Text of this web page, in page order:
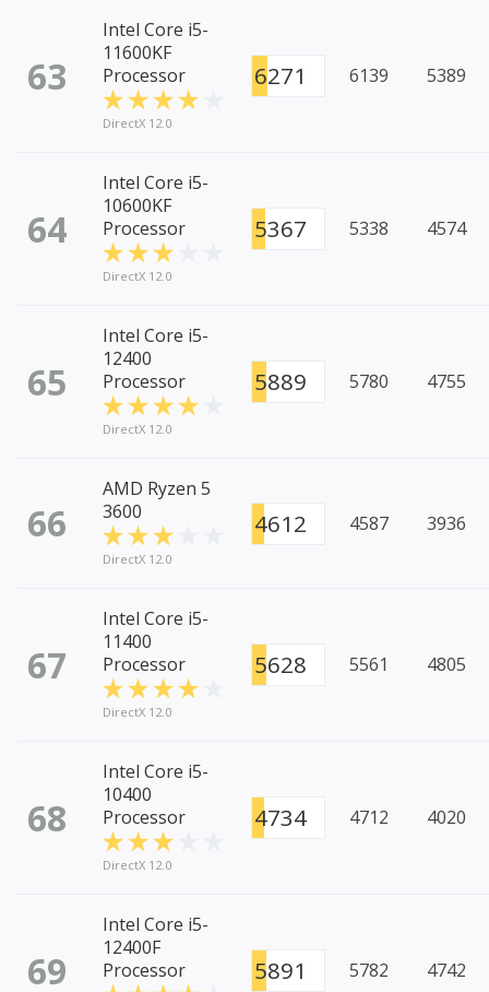
63
Intel Core i5-
11600KF
Processor
DirectX 12.0
6271 6139 5389
64
Intel Core i5-
10600KF
Processor
DirectX 12.0
5367 5338 4574
65
Intel Core i5-
12400
Processor
DirectX 12.0
5889 5780 4755
66
AMD Ryzen 5
3600
DirectX 12.0
4612 4587 3936
67
Intel Core i5-
11400
Processor
DirectX 12.0
5628 5561 4805
68
Intel Core i5-
10400
Processor
DirectX 12.0
4734 4712 4020
69
Intel Core i5-
12400F
Processor
5891 5782 4742